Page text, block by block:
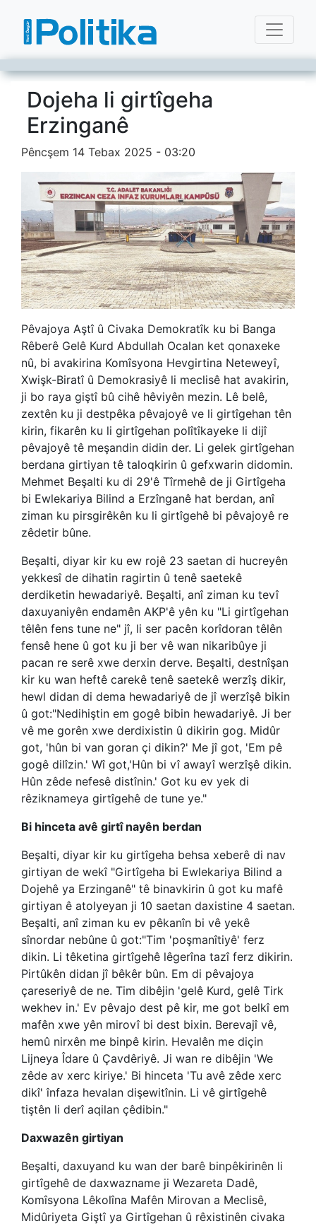
Dojeha li girtîgeha
Erzinganê
Pêncşem 14 Tebax 2025 - 03:20
Pêvajoya Aştî û Civaka Demokratîk ku bi Banga
Rêberê Gelê Kurd Abdullah Ocalan ket qonaxeke
nû, bi avakirina Komîsyona Hevgirtina Neteweyî,
Xwişk-Biratî û Demokrasiyê li meclisê hat avakirin,
ji bo raya giştî bû cihê hêviyên mezin. Lê belê,
zextên ku ji destpêka pêvajoyê ve li girtîgehan tên
kirin, fikarên ku li girtîgehan polîtîkayeke li dijî
pêvajoyê tê meşandin didin der. Li gelek girtîgehan
berdana girtiyan tê taloqkirin û gefxwarin didomin.
Mehmet Beşalti ku di 29'ê Tîrmehê de ji Girtîgeha
bi Ewlekariya Bilind a Erzînganê hat berdan, anî
ziman ku pirsgirêkên ku li girtîgehê bi pêvajoyê re
zêdetir bûne.
Beşalti, diyar kir ku ew rojê 23 saetan di hucreyên
yekkesî de dihatin ragirtin û tenê saetekê
derdiketin hewadariyê. Beşalti, anî ziman ku tevî
daxuyaniyên endamên AKP'ê yên ku "Li girtîgehan
têlên fens tune ne" jî, li ser pacên korîdoran têlên
fensê hene û got ku ji ber vê wan nikaribûye ji
pacan re serê xwe derxin derve. Beşalti, destnîşan
kir ku wan heftê carekê tenê saetekê werzîş dikir,
hewl didan di dema hewadariyê de jî werzîşê bikin
û got:"Nedihiştin em gogê bibin hewadariyê. Ji ber
vê me gorên xwe derdixistin û dikirin gog. Midûr
got, 'hûn bi van goran çi dikin?' Me jî got, 'Em pê
gogê dilîzin.' Wî got,'Hûn bi vî awayî werzîşê dikin.
Hûn zêde nefesê distînin.' Got ku ev yek di
rêziknameya girtîgehê de tune ye."
Bi hinceta avê girtî nayên berdan
Beşalti, diyar kir ku girtîgeha behsa xeberê di nav
girtiyan de wekî "Girtîgeha bi Ewlekariya Bilind a
Dojehê ya Erzinganê" tê binavkirin û got ku mafê
girtiyan ê atolyeyan ji 10 saetan daxistine 4 saetan.
Beşalti, anî ziman ku ev pêkanîn bi vê yekê
sînordar nebûne û got:"Tim 'poşmanîtiyê' ferz
dikin. Li têketina girtîgehê lêgerîna tazî ferz dikirin.
Pirtûkên didan jî bêkêr bûn. Em di pêvajoya
çareseriyê de ne. Tim dibêjin 'gelê Kurd, gelê Tirk
wekhev in.' Ev pêvajo dest pê kir, me got belkî em
mafên xwe yên mirovî bi dest bixin. Berevajî vê,
hemû nirxên me binpê kirin. Hevalên me diçin
Lijneya Îdare û Çavdêriyê. Ji wan re dibêjin 'We
zêde av xerc kiriye.' Bi hinceta 'Tu avê zêde xerc
dikî' înfaza hevalan dişewitînin. Li vê girtîgehê
tiştên li derî aqilan çêdibin."
Daxwazên girtiyan
Beşalti, daxuyand ku wan der barê binpêkirinên li
girtîgehê de daxwazname ji Wezareta Dadê,
Komîsyona Lêkolîna Mafên Mirovan a Meclisê,
Midûriyeta Giştî ya Girtîgehan û rêxistinên civaka